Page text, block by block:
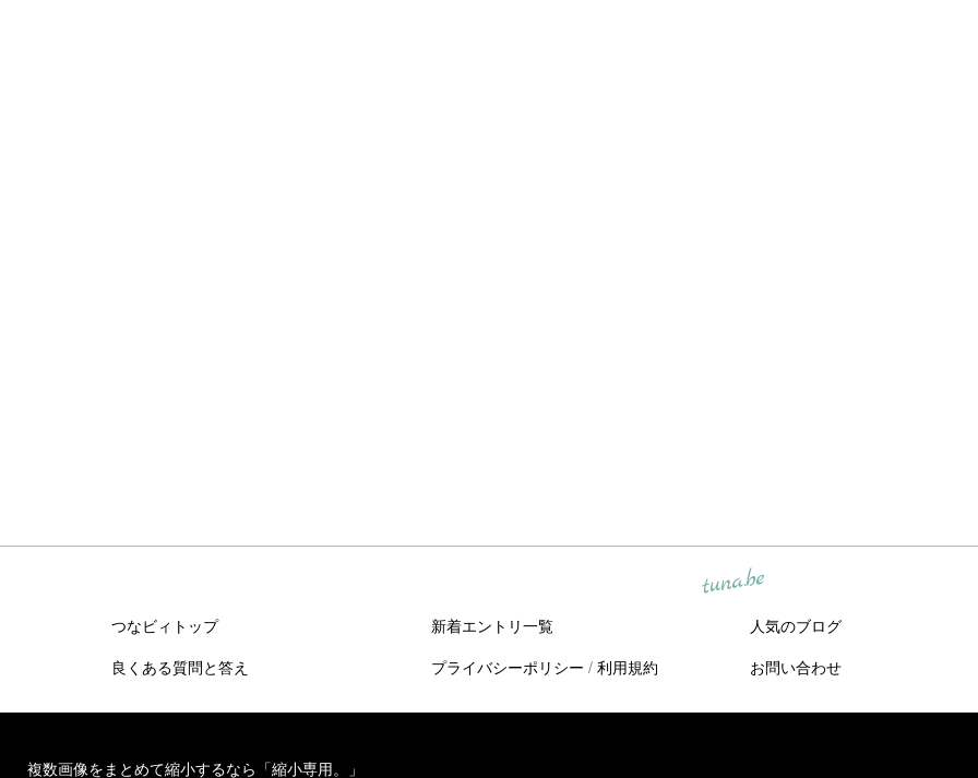
tuna.be
つなビィトップ 新着エントリ一覧
人気のブログ
良くある質問と答え
プライバシーポリシー / 利用規約 お問い合わせ
複数画像をまとめて縮小するなら「縮小専用。」